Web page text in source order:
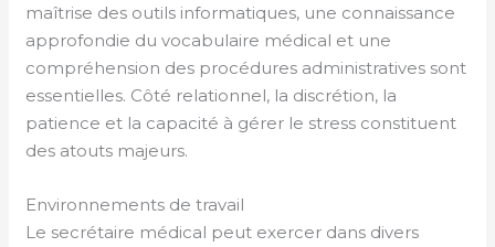
maîtrise des outils informatiques, une connaissance
approfondie du vocabulaire médical et une
compréhension des procédures administratives sont
essentielles. Côté relationnel, la discrétion, la
patience et la capacité à gérer le stress constituent
des atouts majeurs.
Environnements de travail
Le secrétaire médical peut exercer dans divers